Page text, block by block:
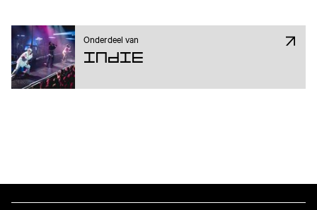
Onderdeel van
Indie